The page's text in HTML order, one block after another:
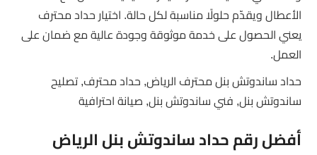
الأعطال ويقدّم حلولًا مناسبة لكل حالة. اختيار حداد محترف
يعني الحصول على خدمة موثوقة وجودة عالية مع ضمان على
العمل.
حداد ساندوتش بنل محترف الرياض, حداد محترف, تصليح
ساندوتش بنل, فني ساندوتش بنل, صيانة احترافية
أفضل رقم حداد ساندوتش بنل الرياض